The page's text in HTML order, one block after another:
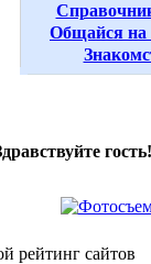
Общайся на
рейтинг сайтов